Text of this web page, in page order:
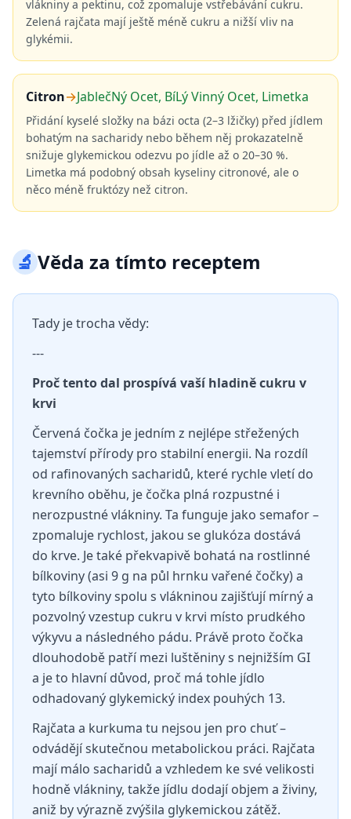
vlákniny a pektinu, což zpomaluje vstřebávání cukru.
Zelená rajčata mají ještě méně cukru a nižší vliv na
glykémii.
Citron→JablečNý Ocet, BíLý Vinný Ocet, Limetka
Přidání kyselé složky na bázi octa (2–3 lžičky) před jídlem
bohatým na sacharidy nebo během něj prokazatelně
snižuje glykemickou odezvu po jídle až o 20–30 %.
Limetka má podobný obsah kyseliny citronové, ale o
něco méně fruktózy než citron.
🔬Věda za tímto receptem
Tady je trocha vědy:
---
Proč tento dal prospívá vaší hladině cukru v
krvi
Červená čočka je jedním z nejlépe střežených
tajemství přírody pro stabilní energii. Na rozdíl
od rafinovaných sacharidů, které rychle vletí do
krevního oběhu, je čočka plná rozpustné i
nerozpustné vlákniny. Ta funguje jako semafor –
zpomaluje rychlost, jakou se glukóza dostává
do krve. Je také překvapivě bohatá na rostlinné
bílkoviny (asi 9 g na půl hrnku vařené čočky) a
tyto bílkoviny spolu s vlákninou zajišťují mírný a
pozvolný vzestup cukru v krvi místo prudkého
výkyvu a následného pádu. Právě proto čočka
dlouhodobě patří mezi luštěniny s nejnižším GI
a je to hlavní důvod, proč má tohle jídlo
odhadovaný glykemický index pouhých 13.
Rajčata a kurkuma tu nejsou jen pro chuť –
odvádějí skutečnou metabolickou práci. Rajčata
mají málo sacharidů a vzhledem ke své velikosti
hodně vlákniny, takže jídlu dodají objem a živiny,
aniž by výrazně zvýšila glykemickou zátěž.